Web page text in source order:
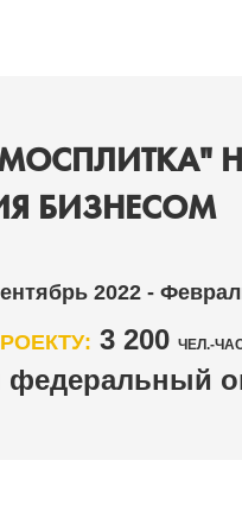
БИЗНЕСОМ
2022 -
3 200 ЧЕЛ.-